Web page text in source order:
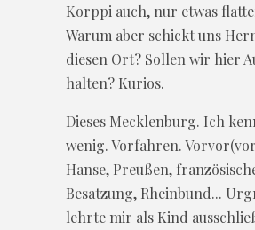
Korppi auch, nur etwas
Warum aber schickt uns
diesen Ort? Sollen wir hier
halten? Kurios.
Dieses Mecklenburg. Ich
wenig. Vorfahren.
Hanse, Preußen,
Besatzung, Rheinbund...
lehrte mir als Kind